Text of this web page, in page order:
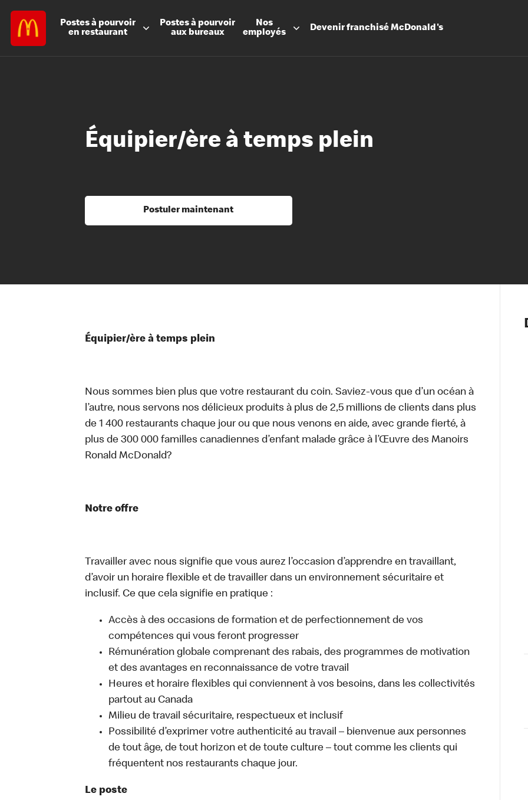
Postes à pourvoir
en restaurant
Postes à pourvoir
aux bureaux
Nos
employés
DevenirfranchiséMcDonald's
Les
Notre
Nos
Santé et
Équipier/ère à temps plein
Postuler maintenant
Équipier/ère à temps plein
Nous sommes bien plus que votre restaurant du coin. Saviez-vous que d’un océan à
l’autre, nous servons nos délicieux produits à plus de 2,5 millions de clients dans plus
de 1 400 restaurants chaque jour ou que nous venons en aide, avec grande fierté, à
plus de 300 000 familles canadiennes d’enfant malade grâce à l’Œuvre des Manoirs
Ronald McDonald?
Notre offre
Travailler avec nous signifie que vous aurez l’occasion d’apprendre en travaillant,
d’avoir un horaire flexible et de travailler dans un environnement sécuritaire et
inclusif. Ce que cela signifie en pratique :
Accès à des occasions de formation et de perfectionnement de vos
compétences qui vous feront progresser
Rémunération globale comprenant des rabais, des programmes de motivation
et des avantages en reconnaissance de votre travail
Heures et horaire flexibles qui conviennent à vos besoins, dans les collectivités
partout au Canada
Milieu de travail sécuritaire, respectueux et inclusif
Possibilité d’exprimer votre authenticité au travail – bienvenue aux personnes
de tout âge, de tout horizon et de toute culture – tout comme les clients qui
fréquentent nos restaurants chaque jour.
Le poste